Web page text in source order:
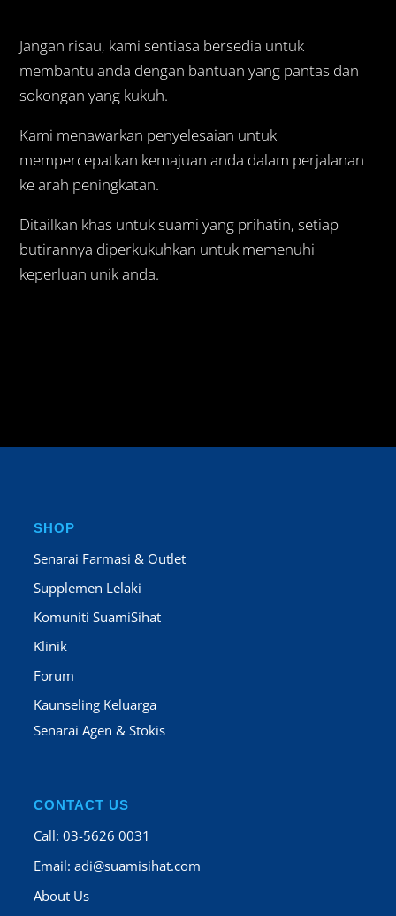
Jangan risau, kami sentiasa bersedia untuk
membantu anda dengan bantuan yang pantas dan
sokongan yang kukuh.
Kami menawarkan penyelesaian untuk
mempercepatkan kemajuan anda dalam perjalanan
ke arah peningkatan.
Ditailkan khas untuk suami yang prihatin, setiap
butirannya diperkukuhkan untuk memenuhi
keperluan unik anda.
SHOP
Senarai Farmasi & Outlet
Supplemen Lelaki
Komuniti SuamiSihat
Klinik
Forum
Kaunseling Keluarga
Senarai Agen & Stokis
CONTACT US
Call: 03-5626 0031
Email:adi@suamisihat.com
About Us